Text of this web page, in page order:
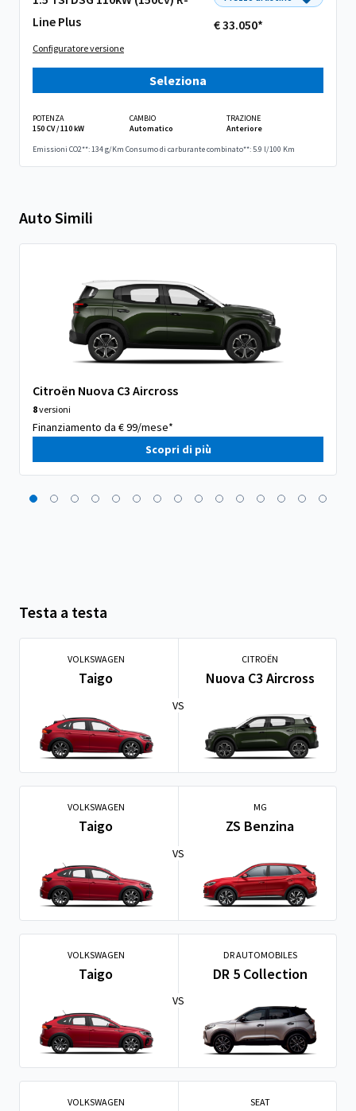
Line Plus
Configuratore versione
€ 33.050*
Seleziona
POTENZA
150 CV / 110 kW
CAMBIO
Automatico
TRAZIONE
Anteriore
Emissioni CO2**: 134 g/Km Consumo di carburante combinato**: 5.9 l/100 Km
Auto Simili
Citroën Nuova C3 Aircross
8versioni
Finanziamento da € 99/mese*
Scopri di più
Testa a testa
VOLKSWAGEN
Taigo
VS
CITROËN
Nuova C3 Aircross
VOLKSWAGEN
Taigo
VS
MG
ZS Benzina
VOLKSWAGEN
Taigo
VS
DR AUTOMOBILES
DR 5 Collection
VOLKSWAGEN SEAT